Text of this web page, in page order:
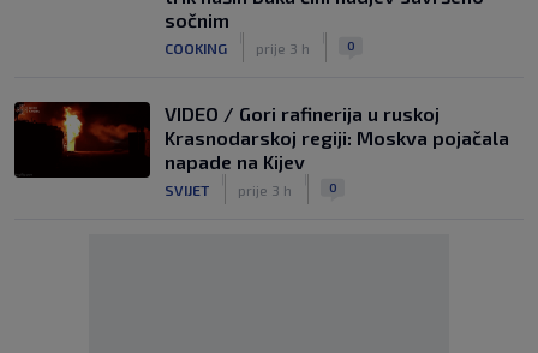
sočnim
COOKING prije 3 h 0
VIDEO / Gori rafinerija u ruskoj
Krasnodarskoj regiji: Moskva pojačala
napade na Kijev
SVIJET prije 3 h 0